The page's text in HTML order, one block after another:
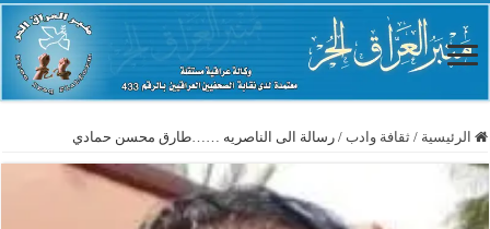
الرئيسية / ثقافة وادب / رسالة الى الناصريه ……طارق محسن حمادي